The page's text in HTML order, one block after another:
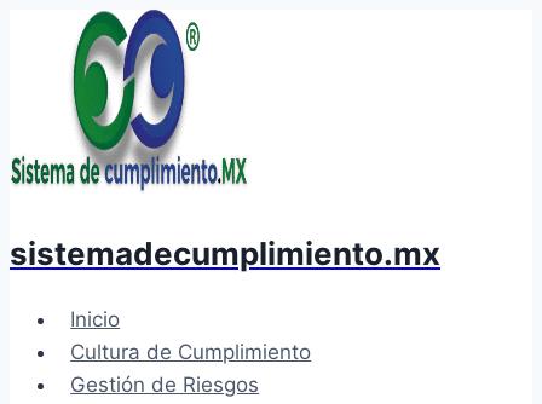
contenido
sistemadecumplimiento.mx
Inicio
Cultura de Cumplimiento
Gestión de Riesgos